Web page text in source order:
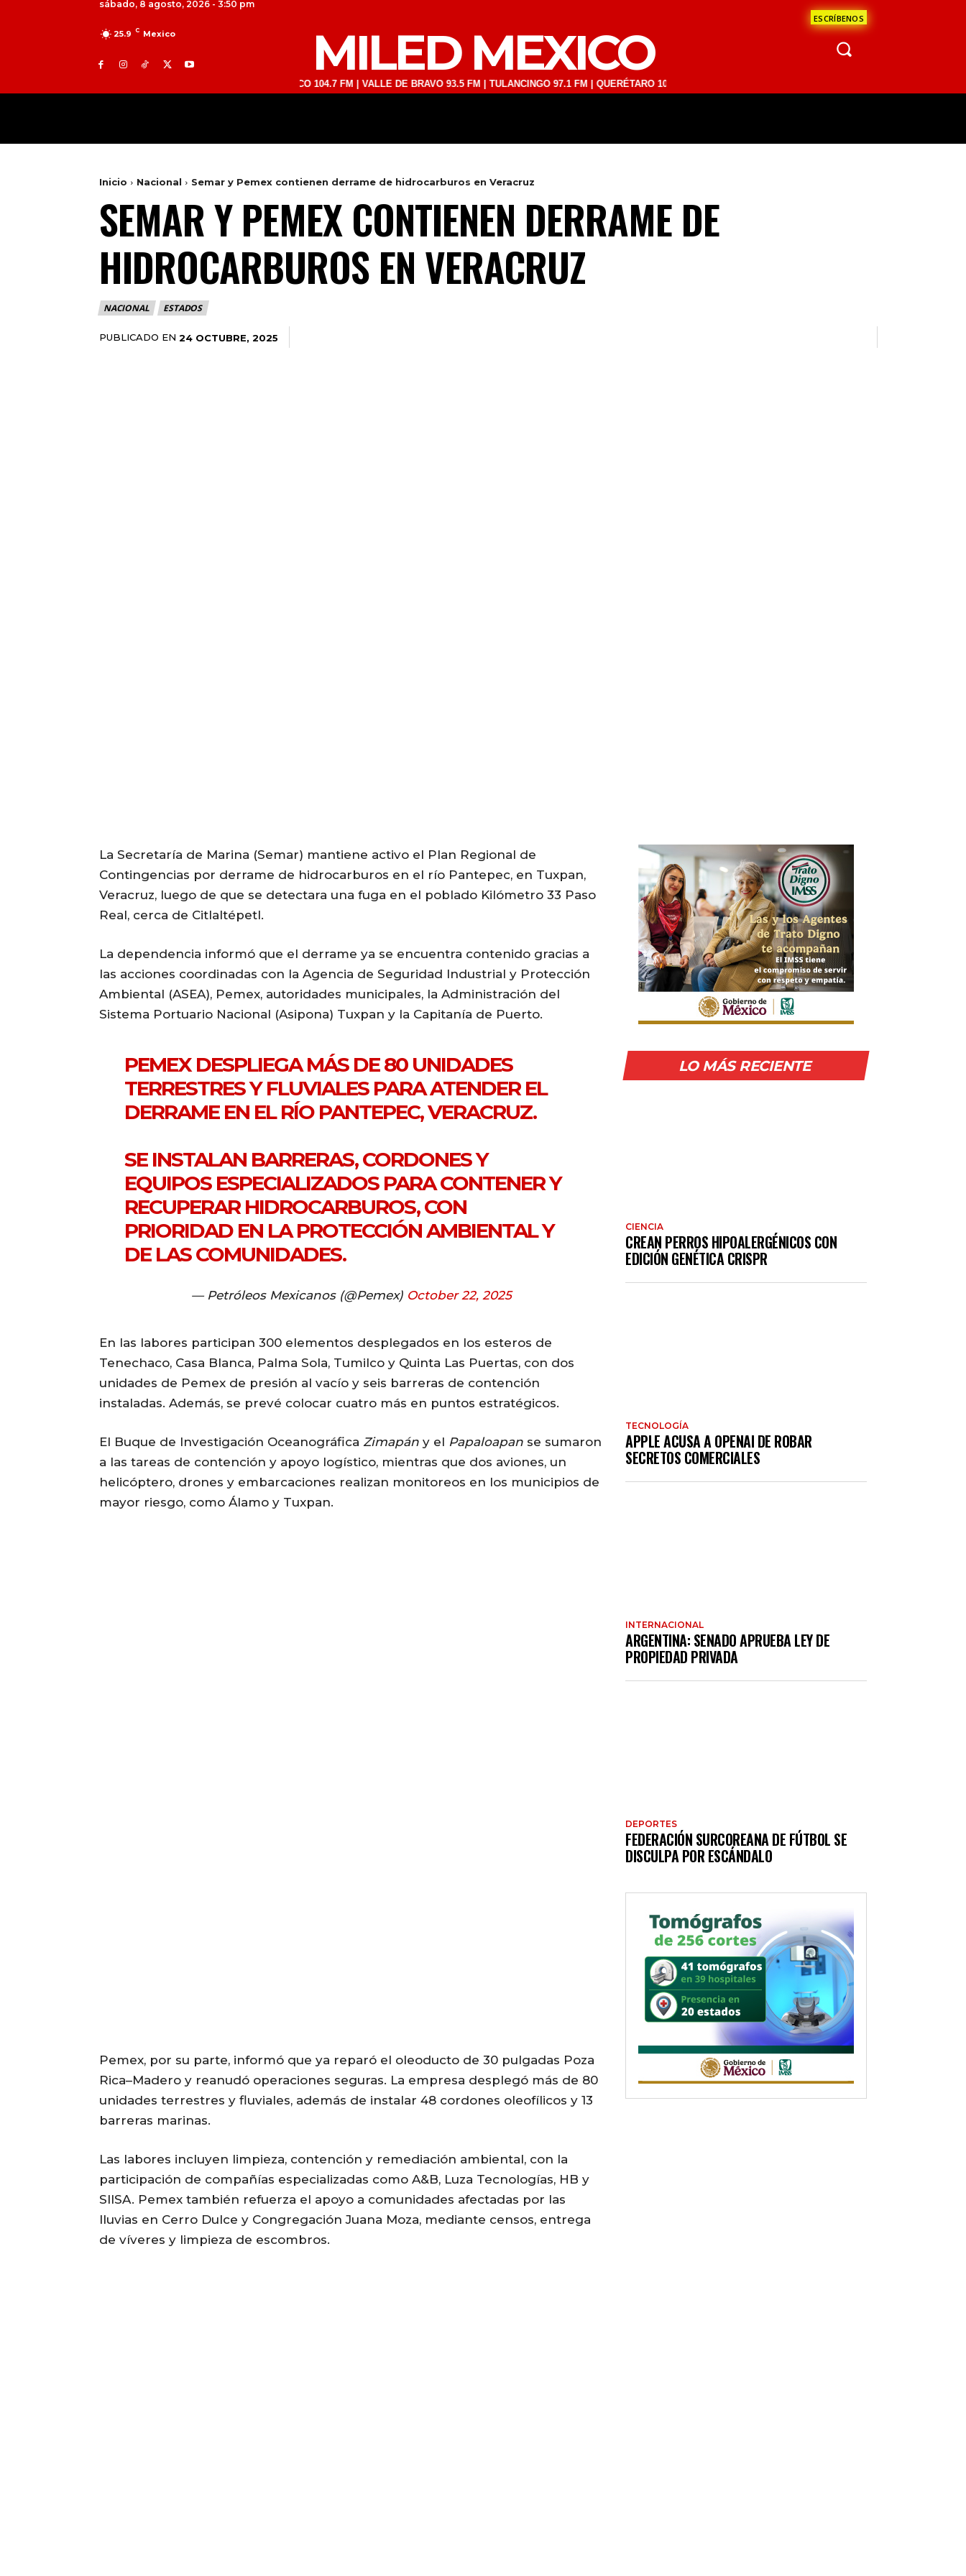
sábado, 8 agosto, 2026 - 3:50 pm
ESCRÍBENOS
25.9 C Mexico MILED MEXICO
TOLUCA 98.9 FM | ATLACOMULCO 104.7 FM | VALLE DE BRAVO 93.5 FM | TULANCINGO 97.1 FM | QUERÉTARO 103.1 FM | SAN JUAN DEL RÍO 93.1 FM | GUADALAJARA 1510 AM | LA
Inicio Nacional Semar y Pemex contienen derrame de hidrocarburos en Veracruz
SEMAR Y PEMEX CONTIENEN DERRAME DE
HIDROCARBUROS EN VERACRUZ
NACIONAL ESTADOS
PUBLICADO EN 24 OCTUBRE, 2025
La Secretaría de Marina (Semar) mantiene activo el Plan Regional de
Contingencias por derrame de hidrocarburos en el río Pantepec, en Tuxpan,
Veracruz, luego de que se detectara una fuga en el poblado Kilómetro 33 Paso
Real, cerca de Citlaltépetl.
La dependencia informó que el derrame ya se encuentra contenido gracias a
las acciones coordinadas con la Agencia de Seguridad Industrial y Protección
Ambiental (ASEA), Pemex, autoridades municipales, la Administración del
Sistema Portuario Nacional (Asipona) Tuxpan y la Capitanía de Puerto.
PEMEX DESPLIEGA MÁS DE 80 UNIDADES
TERRESTRES Y FLUVIALES PARA ATENDER EL
DERRAME EN EL RÍO PANTEPEC, VERACRUZ.
SE INSTALAN BARRERAS, CORDONES Y
EQUIPOS ESPECIALIZADOS PARA CONTENER Y
RECUPERAR HIDROCARBUROS, CON
PRIORIDAD EN LA PROTECCIÓN AMBIENTAL Y
DE LAS COMUNIDADES.
— Petróleos Mexicanos (@Pemex) October 22, 2025
En las labores participan 300 elementos desplegados en los esteros de
Tenechaco, Casa Blanca, Palma Sola, Tumilco y Quinta Las Puertas, con dos
unidades de Pemex de presión al vacío y seis barreras de contención
instaladas. Además, se prevé colocar cuatro más en puntos estratégicos.
El Buque de Investigación Oceanográfica Zimapán y el Papaloapan se sumaron
a las tareas de contención y apoyo logístico, mientras que dos aviones, un
helicóptero, drones y embarcaciones realizan monitoreos en los municipios de
mayor riesgo, como Álamo y Tuxpan.
Pemex, por su parte, informó que ya reparó el oleoducto de 30 pulgadas Poza
Rica–Madero y reanudó operaciones seguras. La empresa desplegó más de 80
unidades terrestres y fluviales, además de instalar 48 cordones oleofílicos y 13
barreras marinas.
Las labores incluyen limpieza, contención y remediación ambiental, con la
participación de compañías especializadas como A&B, Luza Tecnologías, HB y
SIISA. Pemex también refuerza el apoyo a comunidades afectadas por las
lluvias en Cerro Dulce y Congregación Juana Moza, mediante censos, entrega
de víveres y limpieza de escombros.
LO MÁS RECIENTE
CIENCIA
CREAN PERROS HIPOALERGÉNICOS CON
EDICIÓN GENÉTICA CRISPR
TECNOLOGÍA
APPLE ACUSA A OPENAI DE ROBAR
SECRETOS COMERCIALES
INTERNACIONAL
ARGENTINA: SENADO APRUEBA LEY DE
PROPIEDAD PRIVADA
DEPORTES
FEDERACIÓN SURCOREANA DE FÚTBOL SE
DISCULPA POR ESCÁNDALO